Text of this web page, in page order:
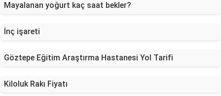
Mayalanan yoğurt kaç saat bekler?
İnç işareti
Göztepe Eğitim Araştırma Hastanesi Yol Tarifi
Kiloluk Rakı Fiyatı